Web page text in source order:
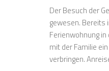
❅
Der Besuch der
gewesen. Bereits
Ferienwohnung
mit der Familie
verbringen.